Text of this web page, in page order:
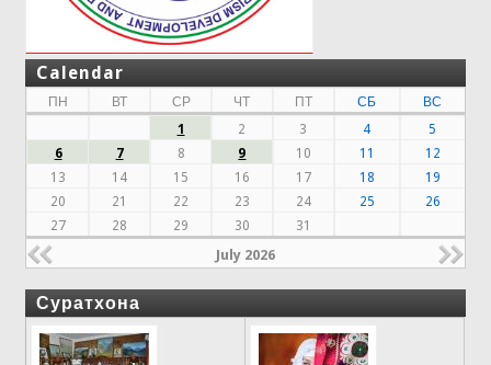
Calendar
ПН ВТ СР ЧТ ПТ СБ
ВС
1
2 3 4
5
6
7 8 9 10 11
12
13
14 15 16 17 18
19
20
21 22 23 24 25
26
27
28 29 30 31
July 2026
Суратхона